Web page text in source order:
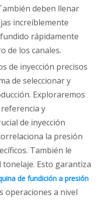
deben llenar
increíblemente
rápidamente
de los canales.
de inyección precisos
de seleccionar y
Exploraremos
y
de inyección
la presión
También le
Esto garantiza
de fundición a presión
operaciones a nivel